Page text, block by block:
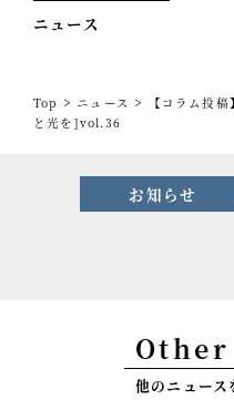
ひかり税理士法人につ
サービス
スタッフ紹介
セミナー情報
ニュース
Top > ニュース >
【コラム投
と光を]vol.36
お知らせ
Other
他のニュース